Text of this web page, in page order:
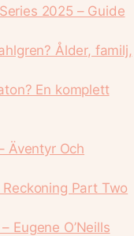
2025 – Guide
Ålder, familj,
En komplett
Äventyr Och
Part Two
Eugene O’Neills